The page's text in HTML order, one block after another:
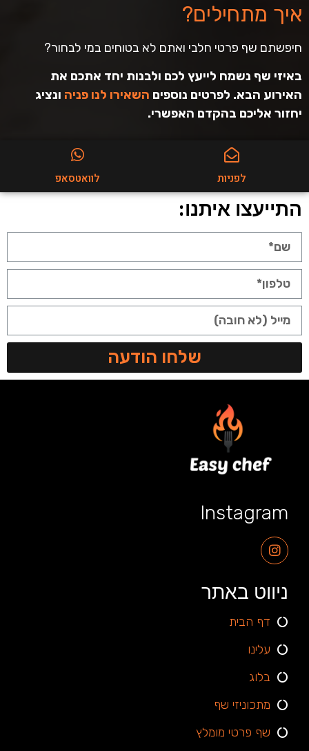
איך מתחילים?
חיפשתם שף פרטי חלבי ואתם לא בטוחים במי לבחור?
באיזי שף נשמח לייעץ לכם ולבנות יחד אתכם את
האירוע הבא. לפרטים נוספים השאירו לנו פניה ונציג
יחזור אליכם בהקדם האפשרי.
לפניות לוואטסאפ
התייעצו איתנו:
שלחו הודעה
Instagram
ניווט באתר
דף הבית
עלינו
בלוג
מתכוניזי שף
שף פרטי מומלץ